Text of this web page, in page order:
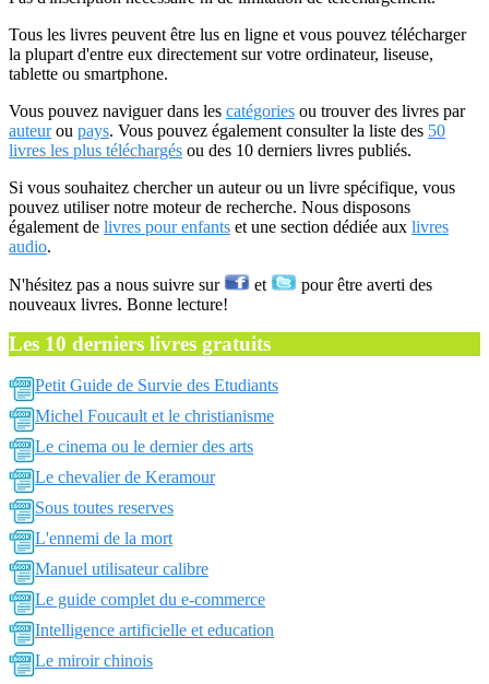
Tous les livres peuvent être lus en ligne et vous pouvez télécharger
la plupart d'entre eux directement sur votre ordinateur, liseuse,
tablette ou smartphone.
Vous pouvez naviguer dans les catégories ou trouver des livres par
auteurou pays. Vous pouvez également consulter la liste des 50
livres les plus téléchargés ou des 10 derniers livres publiés.
Si vous souhaitez chercher un auteur ou un livre spécifique, vous
pouvez utiliser notre moteur de recherche. Nous disposons
également de livres pour enfants et une section dédiée aux livres
audio.
N'hésitez pas a nous suivre sur et
pour être averti des
nouveaux livres. Bonne lecture!
Les 10 derniers livres gratuits
Petit Guide de Survie des Etudiants
Michel Foucault et le christianisme
Le cinema ou le dernier des arts
Le chevalier de Keramour
Sous toutes reserves
L'ennemi de la mort
Manuel utilisateur calibre
Le guide complet du e-commerce
Intelligence artificielle et education
Le miroir chinois